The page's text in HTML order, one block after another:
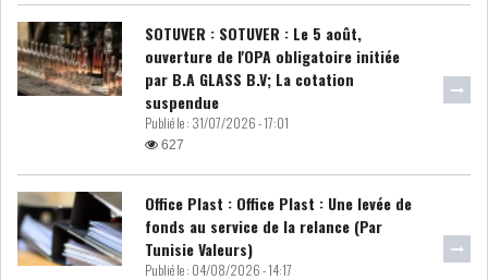
MAURITANIE : MATTEL LANCE
SA SOLUTION DE...
ATTIJARIWAFA BANK : LA
HAUSSE DES BÉNÉFI...
SOTUVER : SOTUVER : Le 5 août,
ouverture de l'OPA obligatoire initiée
par B.A GLASS B.V; La cotation
suspendue
Publié le : 31/07/2026 - 17:01
627
Office Plast : Office Plast : Une levée de
fonds au service de la relance (Par
Tunisie Valeurs)
Publié le : 04/08/2026 - 14:17